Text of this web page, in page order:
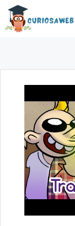
Saltar
contenido